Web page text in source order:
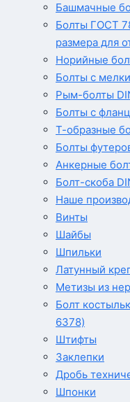
Башмачные
Болты ГОСТ
размера для
Норийные
Болты с
Рым-болты
Болты с
Т-образные
Болты
Анкерные
Болт-скоба
Наше
Винты
Шайбы
Шпильки
Латунный
Метизы из
Болт
6378)
Штифты
Заклепки
Дробь
Шпонки